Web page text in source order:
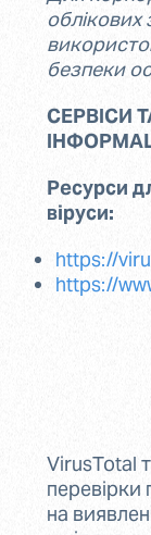
облікових
безпеки
СЕРВІСИ
Ресурси
віруси:
https://
https://
VirusTotal
перевірки
на